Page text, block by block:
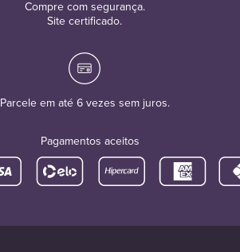
Compre com segurança.
Site certificado.
Parcele em até 6 vezes sem juros.
Pagamentos aceitos